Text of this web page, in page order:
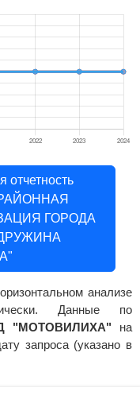
отчетность
ГОРОДА
анализе
Данные по
"МОТОВИЛИХА" на
запроса (указано в